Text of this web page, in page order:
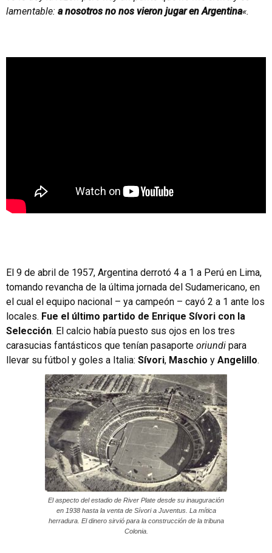
lamentable: a nosotros no nos vieron jugar en Argentina«.
El 9 de abril de 1957, Argentina derrotó 4 a 1 a Perú en Lima,
tomando revancha de la última jornada del Sudamericano, en
el cual el equipo nacional – ya campeón – cayó 2 a 1 ante los
locales. Fue el último partido de Enrique Sívori con la
Selección. El calcio había puesto sus ojos en los tres
carasucias fantásticos que tenían pasaporte oriundi para
llevar su fútbol y goles a Italia: Sívori, Maschio y Angelillo.
El aspecto del estadio de River Plate desde su inauguración
en 1938 hasta la venta de Sívori a Juventus. La mítica
herradura. El dinero sirvió para la construcción de la tribuna
Colonia.